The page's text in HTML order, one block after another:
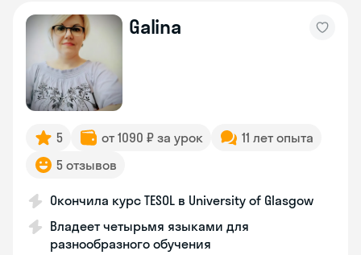
Galina
5 от 1090 ₽ за урок
11 лет опыта
5 отзывов
Окончила курс TESOL в University of Glasgow
Владеет четырьмя языками для
разнообразного обучения